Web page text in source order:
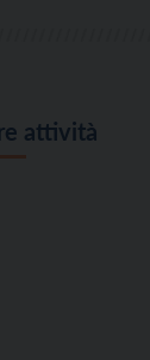
attività